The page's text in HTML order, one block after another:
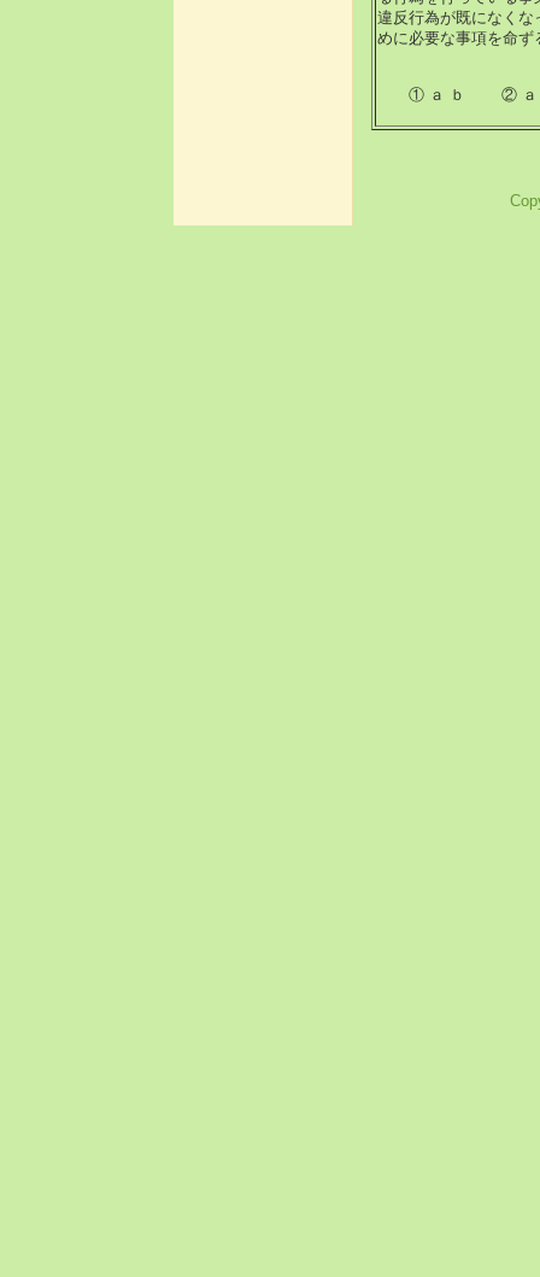
違反行為が既になく
めに必要な事項を命ず
① ａ ｂ ② ａ